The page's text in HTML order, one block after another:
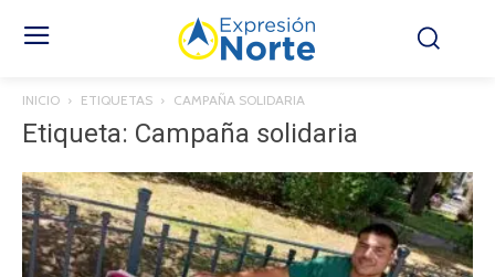
INICIO ETIQUETAS CAMPAÑA SOLIDARIA
Etiqueta: Campaña solidaria